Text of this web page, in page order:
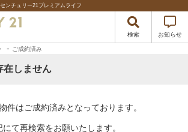
ンチュリー21プレミアムライフ
検索 お知らせ
- ご成約済み
在しません
件はご成約済みとなっております。
にて再検索をお願いたします。